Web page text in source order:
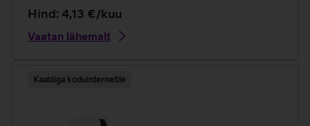
Hind: 4,13 €/kuu
Vaatan lähemalt
Kaabliga koduinternetile